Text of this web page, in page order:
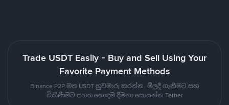
Trade USDT Easily - Buy and Sell Using Your
Favorite Payment Methods
Binance P2P මත USDT හුවමාරු කරන්න. මිලදී ගැනීමට සහ
විකිණීමට පහත හොඳම දීමනා සොයන්න Tether